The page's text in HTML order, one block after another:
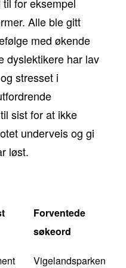
for eksempel
Alle ble gitt
med økende
dyslektikere har lav
stresset i
sist for at ikke
underveis og gi
løst.
Forventede
søkeord
Vigelandsparken